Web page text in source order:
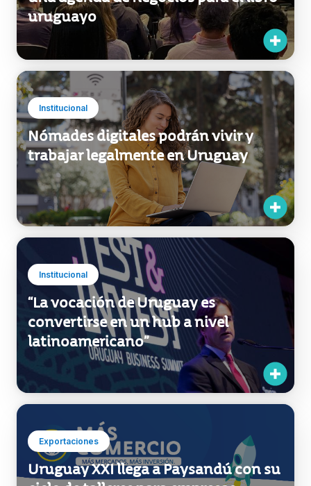
Institucional
Nómades digitales podrán vivir y
trabajar legalmente en Uruguay
Institucional
“La vocación de Uruguay es
convertirse en un hub a nivel
latinoamericano”
Exportaciones
Uruguay XXI llega a Paysandú con su
ciclo de talleres para empresas
+COMERCIO